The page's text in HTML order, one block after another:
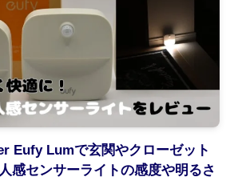
Eufy Lumで玄関やクローゼット
感センサーライトの感度や明るさ